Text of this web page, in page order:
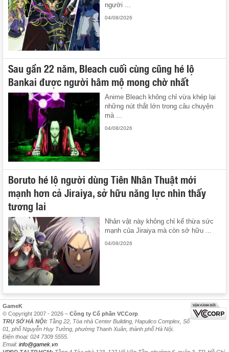
người ...
04/08/2026
Sau gần 22 năm, Bleach cuối cùng cũng hé lộ
Bankai được người hâm mộ mong chờ nhất
Anime Bleach không chỉ vừa khép lại
những nút thắt lớn trong câu chuyện
mà ...
04/08/2026
Boruto hé lộ người dùng Tiên Nhân Thuật mới
mạnh hơn cả Jiraiya, sở hữu năng lực nhìn thấy
tương lai
Nhân vật này không chỉ kế thừa sức
mạnh của Jiraiya mà còn sở hữu ...
04/08/2026
GameK
© Copyright 2007 - 2026 – Công ty Cổ phần VCCorp
TRỤ SỞ HÀ NỘI: Tầng 22, Tòa nhà Center Building, Hapulico Complex, Số
01, phố Nguyễn Huy Tưởng, phường Thanh Xuân, thành phố Hà Nội.
Điện thoại: 024 7309 5555.
Email: info@gamek.vn